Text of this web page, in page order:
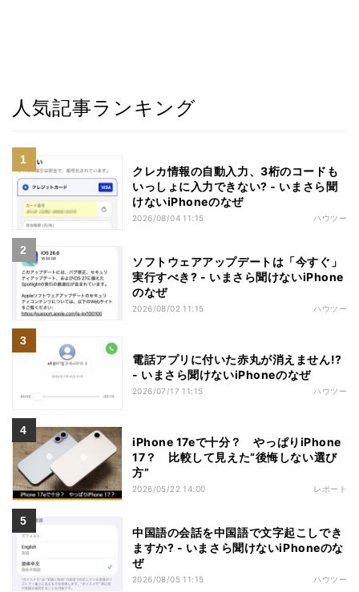
人気記事ランキング
クレカ情報の自動入力、3桁のコードも
いっしょに入力できない? - いまさら聞
けないiPhoneのなぜ
2026/08/04 11:15 ハウツー
ソフトウェアアップデートは「今すぐ」
実行すべき? - いまさら聞けないiPhone
のなぜ
2026/08/02 11:15 ハウツー
電話アプリに付いた赤丸が消えません!?
- いまさら聞けないiPhoneのなぜ
2026/07/17 11:15 ハウツー
iPhone 17eで十分？ やっぱりiPhone
17？ 比較して見えた“後悔しない選び
方”
2026/05/22 14:00 レポート
中国語の会話を中国語で文字起こしでき
ますか? - いまさら聞けないiPhoneのな
ぜ
2026/08/05 11:15 ハウツー